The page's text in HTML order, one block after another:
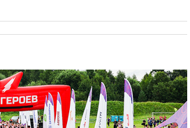
регионами
08:16 Лукашенко призвал
белорусов покупать избы в
селах